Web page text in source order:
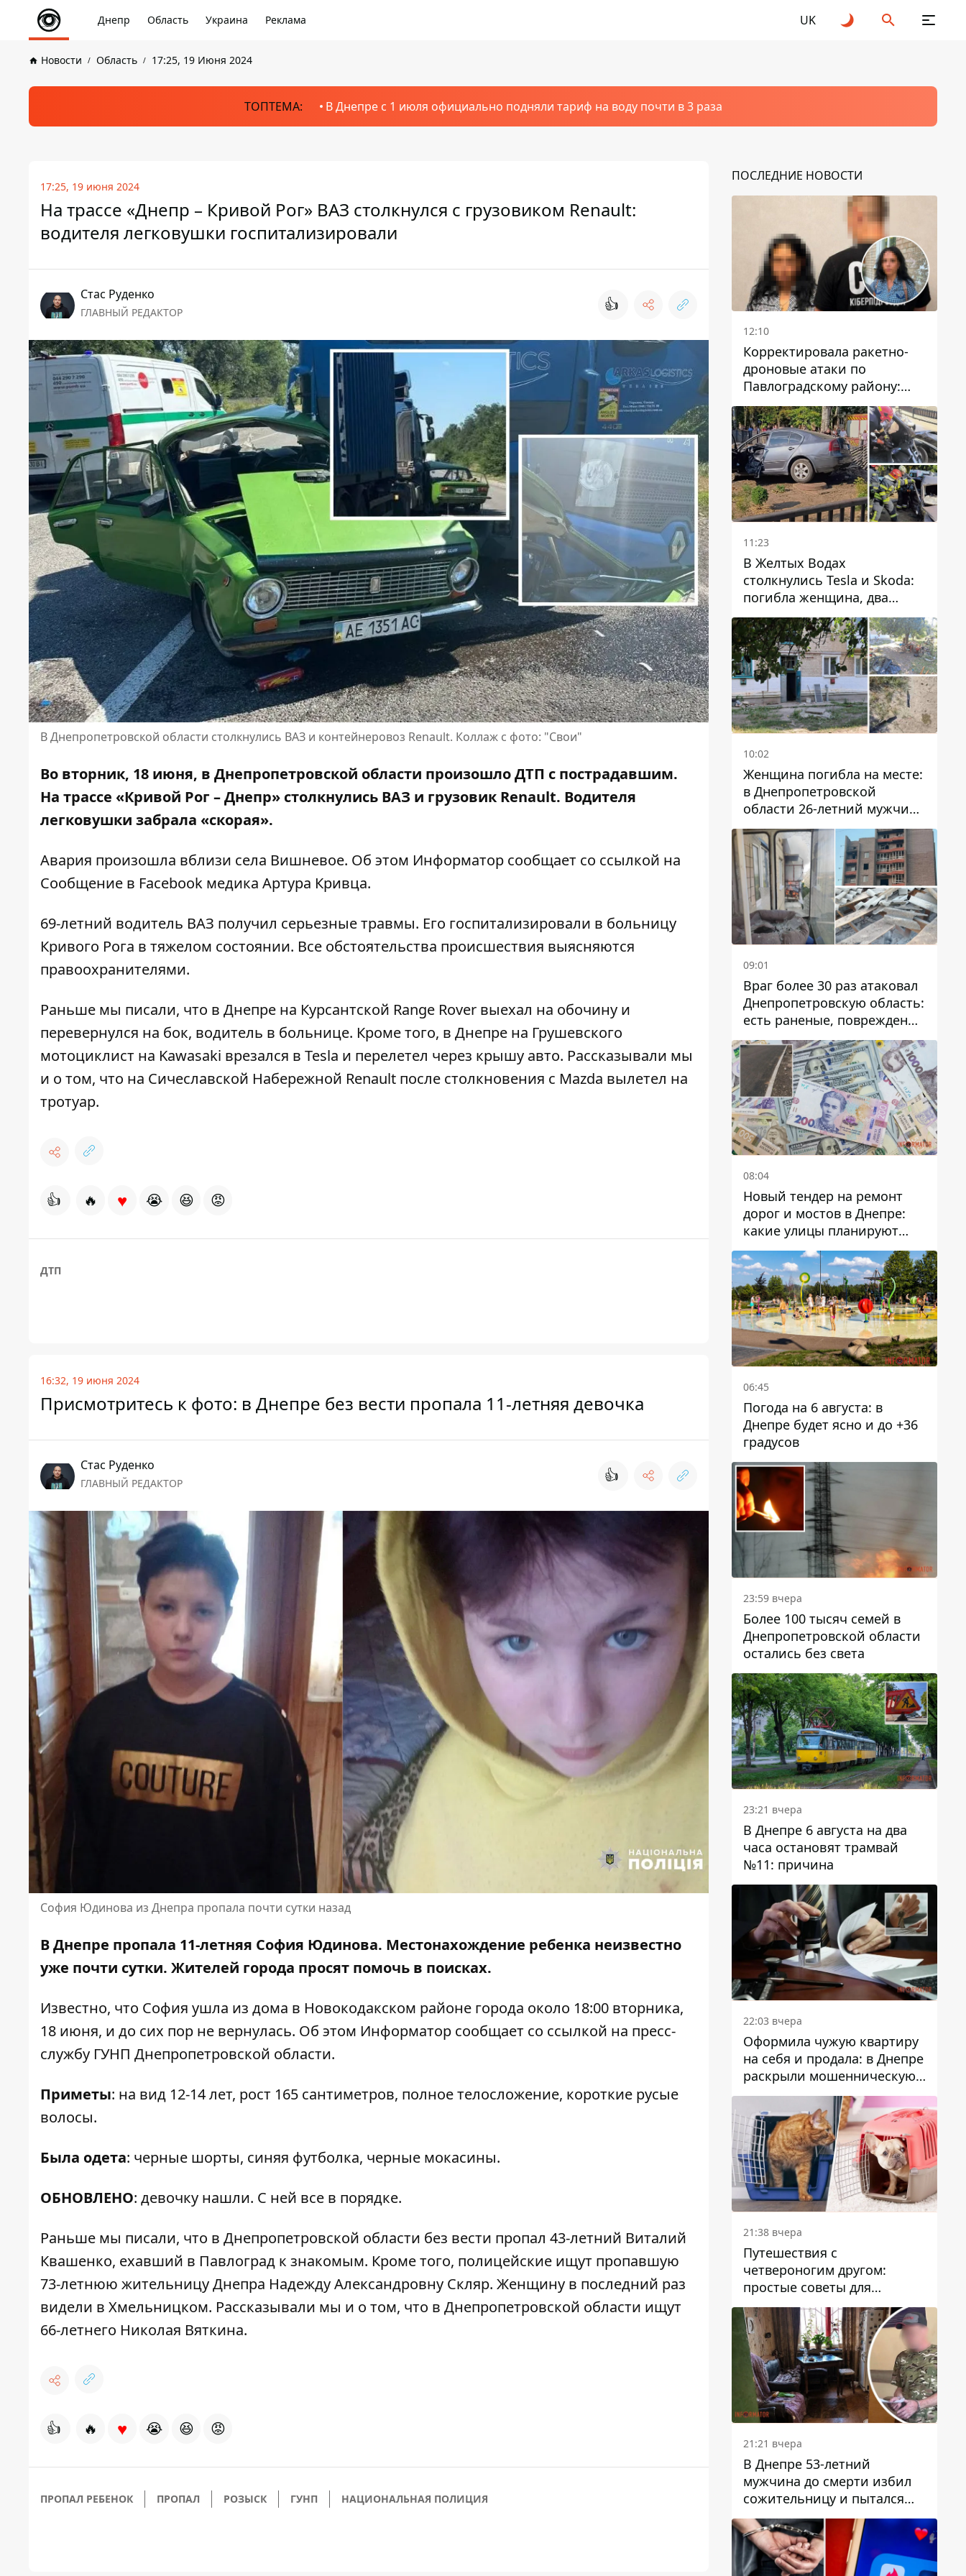
Днепр Область Украина Реклама UK
Новости Область 17:25, 19 Июня 2024
ТОПТЕМА: В Днепре с 1 июля официально подняли тариф на воду почти в 3 раза
17:25, 19 июня 2024
На трассе «Днепр – Кривой Рог» ВАЗ столкнулся с грузовиком Renault:
водителя легковушки госпитализировали
Стаc Руденко
ГЛАВНЫЙ РЕДАКТОР 👍
В Днепропетровской области столкнулись ВАЗ и контейнеровоз Renault. Коллаж с фото: "Свои"
Во вторник, 18 июня, в Днепропетровской области произошло ДТП с пострадавшим.
На трассе «Кривой Рог – Днепр» столкнулись ВАЗ и грузовик Renault. Водителя
легковушки забрала «скорая».
Авария произошла вблизи села Вишневое. Об этом Информатор сообщает со ссылкой на
Сообщение в Facebook медика Артура Кривца.
69-летний водитель ВАЗ получил серьезные травмы. Его госпитализировали в больницу
Кривого Рога в тяжелом состоянии. Все обстоятельства происшествия выясняются
правоохранителями.
Раньше мы писали, что в Днепре на Курсантской Range Rover выехал на обочину и
перевернулся на бок, водитель в больнице. Кроме того, в Днепре на Грушевского
мотоциклист на Kawasaki врезался в Tesla и перелетел через крышу авто. Рассказывали мы
и о том, что на Сичеславской Набережной Renault после столкновения с Mazda вылетел на
тротуар.
👍 🔥 ♥ 😭 😆 😡
ДТП
16:32, 19 июня 2024
Присмотритесь к фото: в Днепре без вести пропала 11-летняя девочка
Стаc Руденко
ГЛАВНЫЙ РЕДАКТОР 👍
София Юдинова из Днепра пропала почти сутки назад
В Днепре пропала 11-летняя София Юдинова. Местонахождение ребенка неизвестно
уже почти сутки. Жителей города просят помочь в поисках.
Известно, что София ушла из дома в Новокодакском районе города около 18:00 вторника,
18 июня, и до сих пор не вернулась. Об этом Информатор сообщает со ссылкой на пресс-
службу ГУНП Днепропетровской области.
Приметы: на вид 12-14 лет, рост 165 сантиметров, полное телосложение, короткие русые
волосы.
Была одета: черные шорты, синяя футболка, черные мокасины.
ОБНОВЛЕНО: девочку нашли. С ней все в порядке.
Раньше мы писали, что в Днепропетровской области без вести пропал 43-летний Виталий
Квашенко, ехавший в Павлоград к знакомым. Кроме того, полицейские ищут пропавшую
73-летнюю жительницу Днепра Надежду Александровну Скляр. Женщину в последний раз
видели в Хмельницком. Рассказывали мы и о том, что в Днепропетровской области ищут
66-летнего Николая Вяткина.
👍 🔥 ♥ 😭 😆 😡
ПРОПАЛ РЕБЕНОК ПРОПАЛ РОЗЫСК ГУНП НАЦИОНАЛЬНАЯ ПОЛИЦИЯ
ПОСЛЕДНИЕ НОВОСТИ
12:10
Корректировала ракетно-
дроновые атаки по
Павлоградскому району:
задержали вражескую
агентку
11:23
В Желтых Водах
столкнулись Tesla и Skoda:
погибла женщина, два
человека пострадали
10:02
Женщина погибла на месте:
в Днепропетровской
области 26-летний мужчина
избил трех человек
металлическим предметом
09:01
Враг более 30 раз атаковал
Днепропетровскую область:
есть раненые, повреждены
лицей, дома и предприятия
08:04
Новый тендер на ремонт
дорог и мостов в Днепре:
какие улицы планируют
обновить и сколько
десятков миллионов гривен
на это хотят потратить
06:45
Погода на 6 августа: в
Днепре будет ясно и до +36
градусов
23:59 вчера
Более 100 тысяч семей в
Днепропетровской области
остались без света
23:21 вчера
В Днепре 6 августа на два
часа остановят трамвай
№11: причина
22:03 вчера
Оформила чужую квартиру
на себя и продала: в Днепре
раскрыли мошенническую
схему с недвижимостью
21:38 вчера
Путешествия с
четвероногим другом:
простые советы для
поездок с животными
21:21 вчера
В Днепре 53-летний
мужчина до смерти избил
сожительницу и пытался
скрыть преступление:
детали